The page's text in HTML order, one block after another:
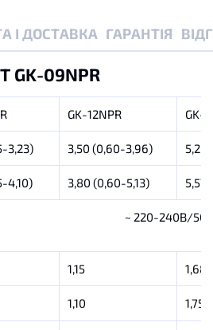
І ДОСТАВКА ГАРАНТІЯ
GK-09NPR
GK-12NPR GK-
3,23) 3,50 (0,60-3,96) 5,28
4,10) 3,80 (0,60-5,13) 5,57
~ 220-240В/
1,15 1,68
1,10 1,75